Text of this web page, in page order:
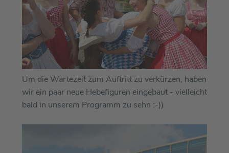
Um die Wartezeit zum Auftritt zu verkürzen, haben
wir ein paar neue Hebefiguren eingebaut - vielleicht
bald in unserem Programm zu sehn :-))